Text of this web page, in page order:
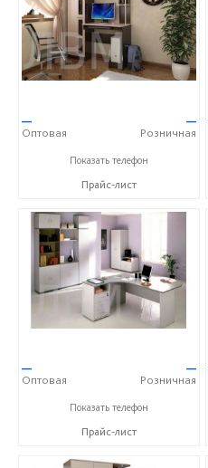
—
Оптовая
—
Розничная
+7 (900) 023-00-11
Показать телефон
Прайс-лист
—
Оптовая
—
Розничная
+7 (900) 023-00-11
Показать телефон
Прайс-лист